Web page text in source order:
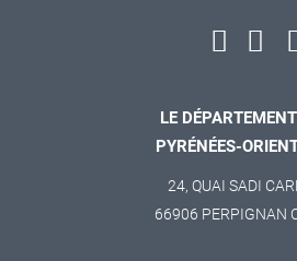
LE
PYRÉNÉES-
24, QUAI SADI
66906 PERPIGNAN